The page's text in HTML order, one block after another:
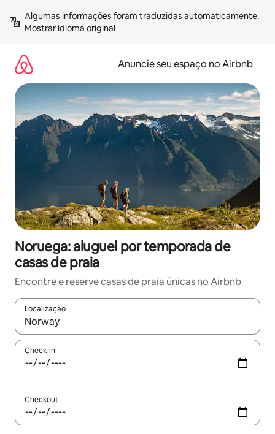
para
Mostrar idioma original
Anuncie seu espaço no Airbnb
Noruega: aluguel por temporada de
casas de praia
Encontre e reserve casas de praia únicas no Airbnb
Localização
Quando os resultados estiverem disponíveis, explore-os
Check-in
Checkout